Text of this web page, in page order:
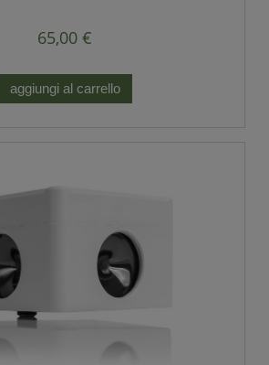
65,00 €
aggiungi al carrello